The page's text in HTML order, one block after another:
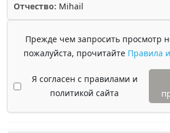
Отчество: Mihail
Прежде чем запросить просмотр
пожалуйста, прочитайте Правила
Я согласен с правилами и
политикой сайта